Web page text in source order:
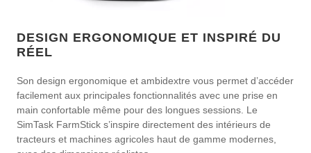
DESIGN ERGONOMIQUE ET INSPIRÉ DU
RÉEL
Son design ergonomique et ambidextre vous permet d’accéder
facilement aux principales fonctionnalités avec une prise en
main confortable même pour des longues sessions. Le
SimTask FarmStick s’inspire directement des intérieurs de
tracteurs et machines agricoles haut de gamme modernes,